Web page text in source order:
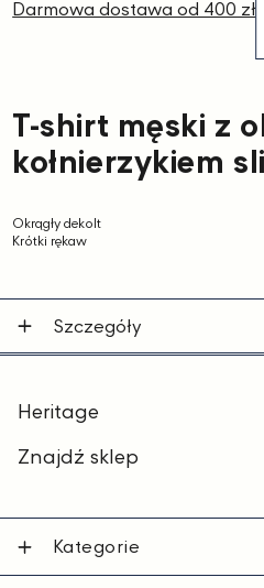
T-shirt męski z
kołnierzykiem
Okrągły dekolt
Krótki rękaw
Darmowa dostawa od 400 zł
Szczegóły
Heritage
Znajdź sklep
Kategorie